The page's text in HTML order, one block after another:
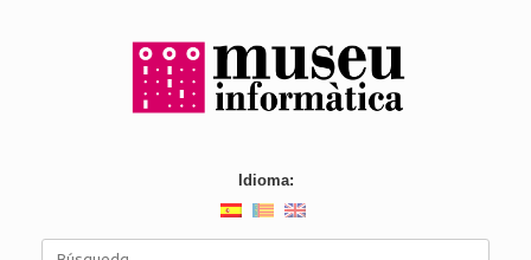
Idioma:
Buscar: